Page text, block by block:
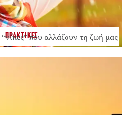
ΠΡΑΚΤΙΚΕΣ
“νίκες” που αλλάζουν τη ζωή μας